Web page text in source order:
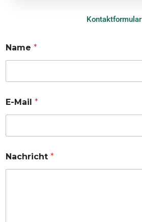
Kontaktformular
Name *
E-Mail *
Nachricht *